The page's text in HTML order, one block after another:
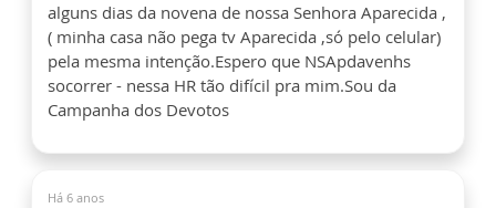
alguns dias da novena de nossa Senhora Aparecida ,
( minha casa não pega tv Aparecida ,só pelo celular)
pela mesma intenção.Espero que NSApdavenhs
socorrer - nessa HR tão difícil pra mim.Sou da
Campanha dos Devotos
Há 6 anos